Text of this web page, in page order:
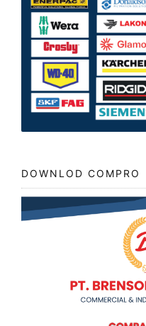
DOWNLOD COMPRO